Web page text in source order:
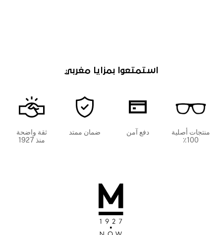
استمتعوا بمزايا مغربي
منتجات أصلية
100٪
دفع آمن ضمان ممتد
ثقة واضحة
منذ 1927